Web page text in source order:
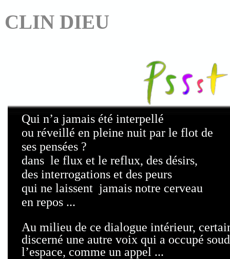
CLIN DIEU
Qui n’a jamais été interpellé
ou réveillé en pleine nuit par le flot de
ses pensées ?
dans le flux et le reflux, des désirs,
des interrogations et des peurs
qui ne laissent jamais notre cerveau
en repos ...
Au milieu de ce dialogue intérieur,
discerné une autre voix qui a occupé
l’espace, comme un appel ...